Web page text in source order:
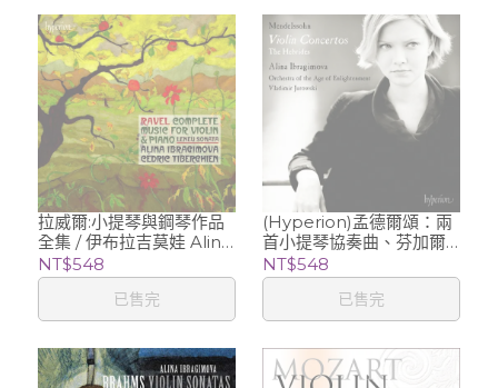
拉威爾:小提琴與鋼琴作品
全集 / 伊布拉吉莫娃 Alina
Ibragimova (violin)
NT$548
已售完
(Hyperion)孟德爾頌：兩
首小提琴協奏曲、芬加爾
洞窟/伊布拉吉莫娃 Alina
Ibragimova (violin)
NT$548
已售完